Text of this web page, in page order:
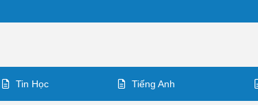
Tin Học Tiếng Anh